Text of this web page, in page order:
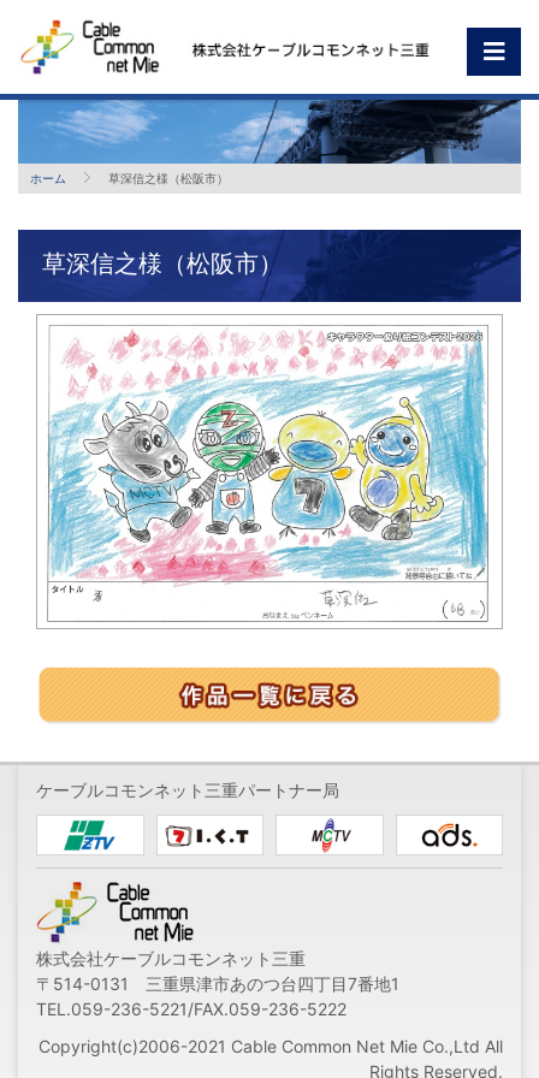
ホーム 草深信之様（松阪市）
草深信之様（松阪市）
ケーブルコモンネット三重パートナー局
株式会社ケーブルコモンネット三重
〒514-0131 三重県津市あのつ台四丁目7番地1
TEL.059-236-5221/FAX.059-236-5222
Copyright(c)2006-2021 Cable Common Net Mie Co.,Ltd All
Rights Reserved.